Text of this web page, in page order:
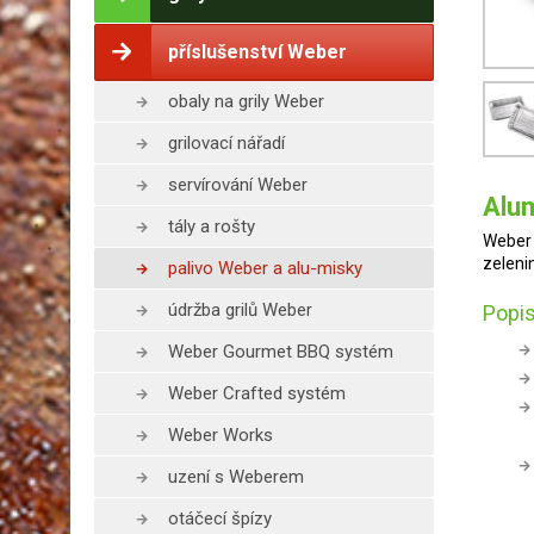
příslušenství Weber
obaly na grily Weber
grilovací nářadí
servírování Weber
tály a rošty
palivo Weber a alu-misky
údržba grilů Weber
Weber Gourmet BBQ systém
Weber Crafted systém
Weber Works
uzení s Weberem
otáčecí špízy